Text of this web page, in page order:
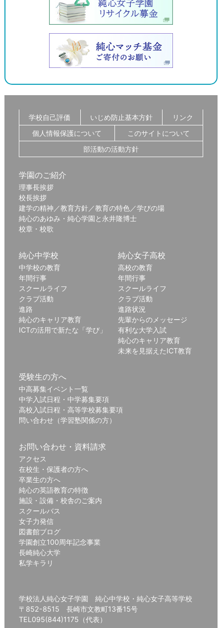
学校自己評価 いじめ防止基本方針
リンク
個人情報保護について
このサイトについて
部活動の活動方針
学園のご紹介
理事長挨拶
校長挨拶
建学の精神／教育方針／教育の特色／学びの場
純心のあゆみ・純心学園と永井隆博士
校章・校歌
純心中学校
中学校の教育
年間行事
スクールライフ
クラブ活動
進路
純心のキャリア教育
ICTの活用で新たな「学び」
純心女子高校
高校の教育
年間行事
スクールライフ
クラブ活動
進路状況
先輩からのメッセージ
有利な大学入試
純心のキャリア教育
未来を見据えたICT教育
受験生の方へ
中高募集イベント一覧
中学入試日程・中学募集要項
高校入試日程・高等学校募集要項
問い合わせ（学習塾関係の方）
お問い合わせ・資料請求
アクセス
在校生・保護者の方へ
卒業生の方へ
純心の英語教育の特徴
施設・設備・校舎のご案内
スクールバス
女子力発信
図書館ブログ
学園創立100周年記念事業
長崎純心大学
私学キラリ
学校法人純心女子学園 純心中学校・純心女子高等学校
〒852-8515 長崎市文教町13番15号
TEL095(844)1175（代表）